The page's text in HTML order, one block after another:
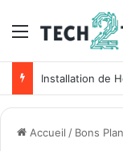
Menu
Installation de
Accueil / Bons